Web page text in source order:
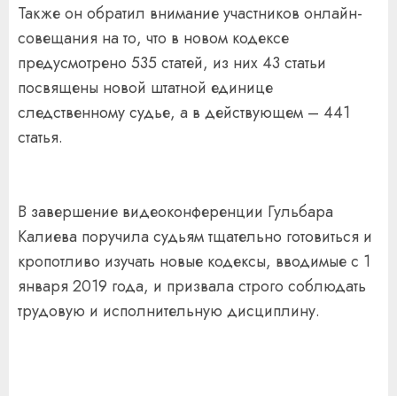
Также он обратил внимание участников онлайн-
совещания на то, что в новом кодексе
предусмотрено 535 статей, из них 43 статьи
посвящены новой штатной единице
следственному судье, а в действующем – 441
статья.
В завершение видеоконференции Гульбара
Калиева поручила судьям тщательно готовиться и
кропотливо изучать новые кодексы, вводимые с 1
января 2019 года, и призвала строго соблюдать
трудовую и исполнительную дисциплину.